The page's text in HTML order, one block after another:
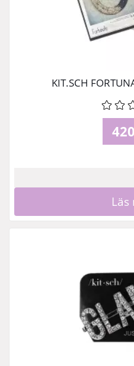
KIT.SCH